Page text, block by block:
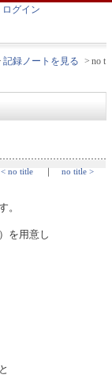
ログイン
記録ノートを見る > no t
< no title ｜ no title >
。
を用意し